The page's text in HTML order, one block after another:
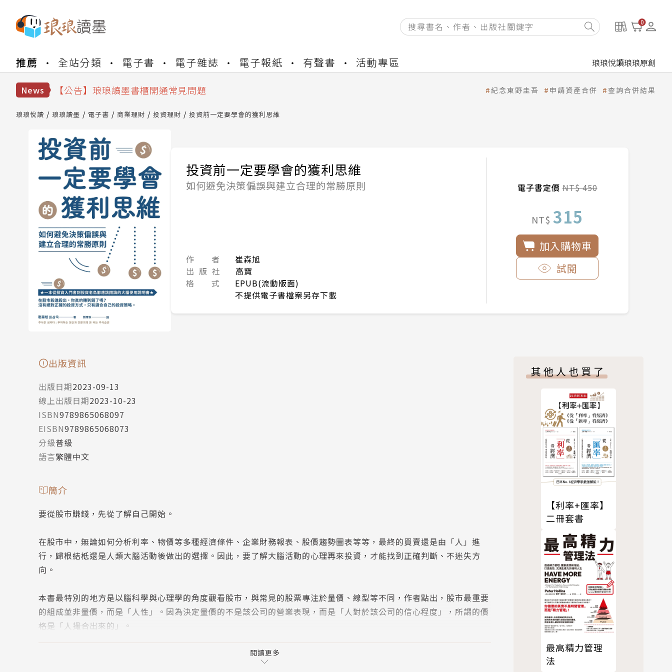
0
推薦 全站分類 電子書 電子雜誌 電子報紙 有聲書 活動專區 琅琅悅讀琅琅原創
News
【公告】琅琅讀墨數位閱讀資產合併與書櫃開通申請
【公告】琅琅讀墨 3 分鐘完成書櫃開通與資產合併申請圖文教學
【公告】琅琅讀墨數位閱讀資產合併與書櫃開通申請
紀念東野圭吾 申請資產合併 查詢合併結果
琅琅悅讀 琅琅讀墨 電子書 商業理財 投資理財 投資前一定要學會的獲利思維
投資前一定要學會的獲利思維
如何避免決策偏誤與建立合理的常勝原則
作 者
崔森旭
出 版 社
高寶
格 式
EPUB(流動版面)
不提供電子書檔案另存下載
電子書定價NT$ 450
NT$ 315
加入購物車
試閱
出版資訊
出版日期2023-09-13
線上出版日期2023-10-23
ISBN9789865068097
EISBN9789865068073
分級普級
語言繁體中文
簡介
要從股市賺錢，先從了解自己開始。
在股市中，無論如何分析利率、物價等多種經濟條件、企業財務報表、股價趨勢圖表等等，最終的買賣還是由「人」進
行，歸根結柢還是人類大腦活動後做出的選擇。因此，要了解大腦活動的心理再來投資，才能找到正確判斷、不迷失方
向。
本書最特別的地方是以腦科學與心理學的角度觀看股市，與常見的股票專注於量價、線型等不同，作者點出，股市最重要
的組成並非量價，而是「人性」。因為決定量價的不是該公司的營業表現，而是「人對於該公司的信心程度」，所謂的價
格是「人撮合出來的」。
閱讀更多
其他人也買了
【利率+匯率】
二冊套書
最高精力管理
法